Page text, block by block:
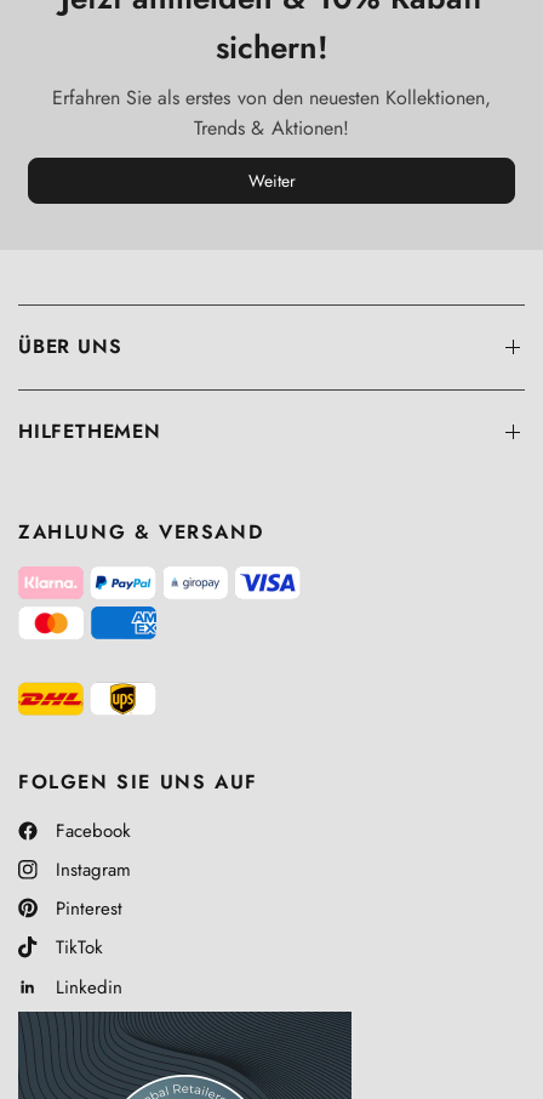
sichern!
Erfahren Sie als erstes von den neuesten Kollektionen,
Trends & Aktionen!
Weiter
ÜBER UNS
HILFETHEMEN
ZAHLUNG & VERSAND
FOLGEN SIE UNS AUF
Facebook
Instagram
Pinterest
TikTok
Linkedin